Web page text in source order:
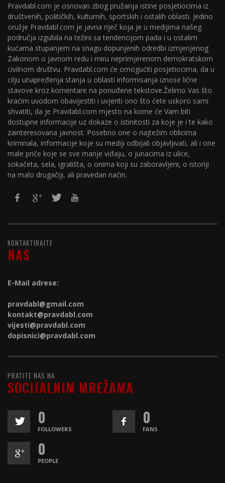
Pravdabl.com je osnovan zbog pružanja istine posjetiocima iz
društvenih, političkih, kulturnih, sportskih i ostalih oblasti. Jedino
oružje Pravdabl.com je javna riječ koja je u medijima našeg
područja izgubila na težini sa tendencijom pada i u ostalim
kućama stupanjem na snagu dopunjenih odredbi izmjenjenog
Zakonom o javnom redu i miru neprimjerenom demokratskom
civilnom društvu. Pravdabl.com će omogućiti posjetiocima, da u
cilju unapređenja stanja u oblasti informisanja iznose lične
stavove kroz komentare na ponuđene tekstove.Želimo Vas što
kraćim uvodom obavijestiti i uvjeriti ono što ćete uskoro sami
shvatiti, da je Pravdabl.com mjesto na kome će Vam biti
dostupne informacije uz dokaze o istinitosti za koje je i te kako
zainteresovana javnost. Posebno one o najtežim oblicima
kriminala, informacije koje su mediji odbijali objavljivati, ali i one
male priče koje se sve manje viđaju, o junacima iz ulice,
sokačeta, sela, igrališta, o onima koji su zaboravljeni, o istoriji
na malo drugačiji, ali pravedan način.
KONTAKTIRAJTE
NAS
E-Mail adrese:
pravdabl@gmail.com
kontakt@pravdabl.com
vijesti@pravdabl.com
dopisnici@pravdabl.com
PRATITE NAS NA
SOCIJALNIM MREŽAMA
0
FOLLOWERS
0
FANS
0
PEOPLE